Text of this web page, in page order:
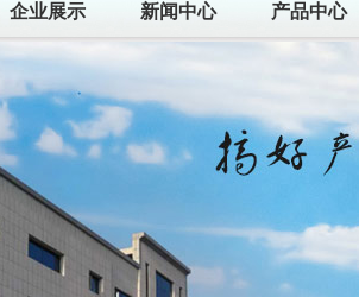
企业展示 新闻中心 产品中心